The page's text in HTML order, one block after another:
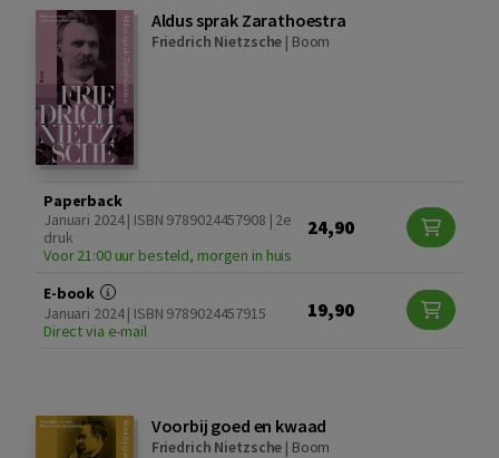
Aldus sprak Zarathoestra
Friedrich Nietzsche | Boom
Paperback
Januari 2024 | ISBN 9789024457908 | 2e
druk
Voor 21:00 uur besteld, morgen in huis
24,90
E-book
Januari 2024 | ISBN 9789024457915
Direct via e-mail
19,90
Voorbij goed en kwaad
Friedrich Nietzsche | Boom